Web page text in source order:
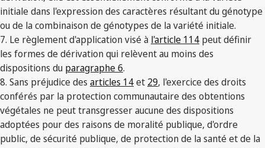
initiale dans l'expression des caractères résultant du génotype
ou de la combinaison de génotypes de la variété initiale.
7. Le règlement d'application visé à l'article 114 peut définir
les formes de dérivation qui relèvent au moins des
dispositions du paragraphe 6.
8. Sans préjudice des articles 14et 29, l'exercice des droits
conférés par la protection communautaire des obtentions
végétales ne peut transgresser aucune des dispositions
adoptées pour des raisons de moralité publique, d'ordre
public, de sécurité publique, de protection de la santé et de la